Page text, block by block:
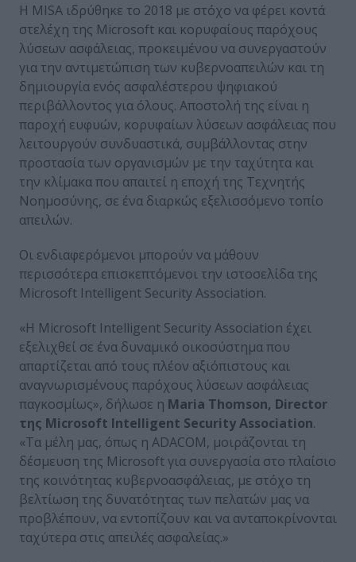
Η MISA ιδρύθηκε το 2018 με στόχο να φέρει κοντά
στελέχη της Microsoft και κορυφαίους παρόχους
λύσεων ασφάλειας, προκειμένου να συνεργαστούν
για την αντιμετώπιση των κυβερνοαπειλών και τη
δημιουργία ενός ασφαλέστερου ψηφιακού
περιβάλλοντος για όλους. Αποστολή της είναι η
παροχή ευφυών, κορυφαίων λύσεων ασφάλειας που
λειτουργούν συνδυαστικά, συμβάλλοντας στην
προστασία των οργανισμών με την ταχύτητα και
την κλίμακα που απαιτεί η εποχή της Τεχνητής
Νοημοσύνης, σε ένα διαρκώς εξελισσόμενο τοπίο
απειλών.
Οι ενδιαφερόμενοι μπορούν να μάθουν
περισσότερα επισκεπτόμενοι την ιστοσελίδα της
Microsoft Intelligent Security Association.
«Η Microsoft Intelligent Security Association έχει
εξελιχθεί σε ένα δυναμικό οικοσύστημα που
απαρτίζεται από τους πλέον αξιόπιστους και
αναγνωρισμένους παρόχους λύσεων ασφάλειας
παγκοσμίως», δήλωσε η Maria Thomson, Director
της Microsoft Intelligent Security Association.
«Τα μέλη μας, όπως η ADACOM, μοιράζονται τη
δέσμευση της Microsoft για συνεργασία στο πλαίσιο
της κοινότητας κυβερνοασφάλειας, με στόχο τη
βελτίωση της δυνατότητας των πελατών μας να
προβλέπουν, να εντοπίζουν και να ανταποκρίνονται
ταχύτερα στις απειλές ασφαλείας.»